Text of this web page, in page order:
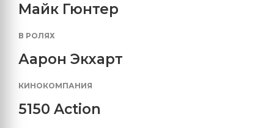
Майк Гюнтер
В РОЛЯХ
Аарон Экхарт
КИНОКОМПАНИЯ
5150 Action